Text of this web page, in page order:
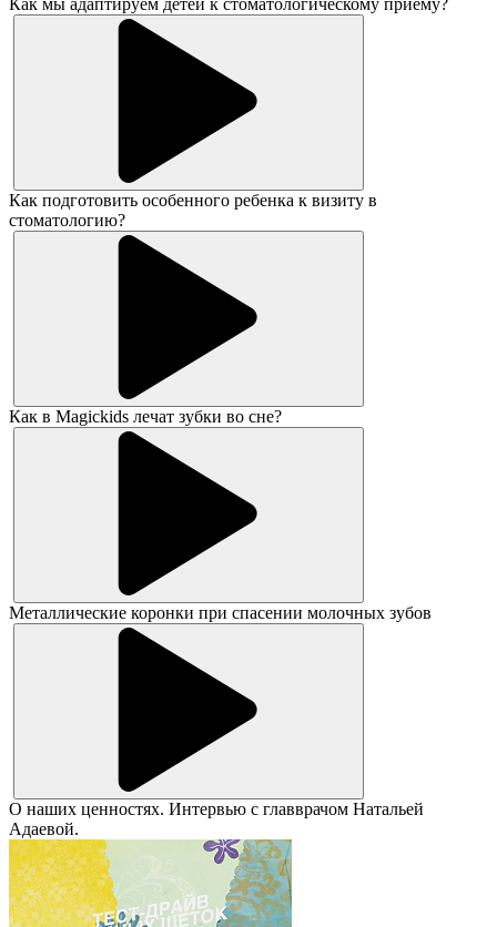
Как подготовить особенного ребенка к визиту в
стоматологию?
Как в Magickids лечат зубки во сне?
Металлические коронки при спасении молочных зубов
О наших ценностях. Интервью с главврачом Натальей
Адаевой.